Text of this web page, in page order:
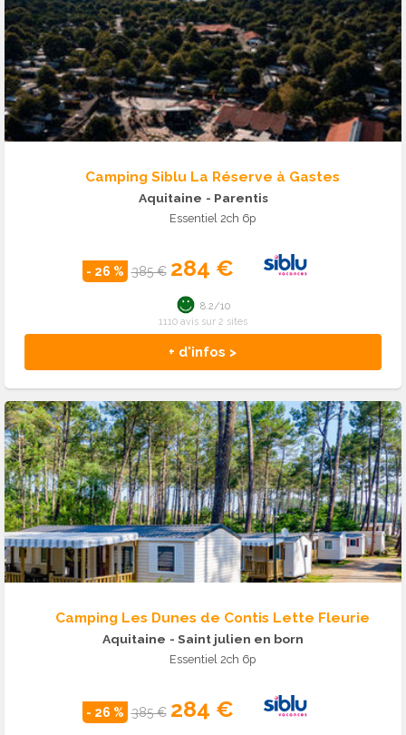
Camping Siblu La Réserve à Gastes
Aquitaine - Parentis
Essentiel 2ch 6p
- 26 % 385 € 284 €
+ d'infos >
8.2/10
1110 avis sur 2 sites
Camping Les Dunes de Contis Lette Fleurie
Aquitaine - Saint julien en born
Essentiel 2ch 6p
- 26 % 385 € 284 €